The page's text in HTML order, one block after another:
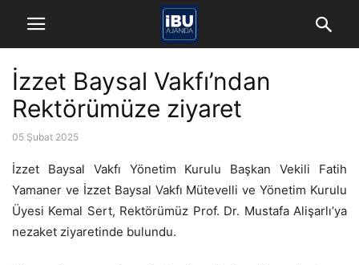
İzzet Baysal Vakfı’ndan
Rektörümüze ziyaret
05 Şubat 2025
İzzet Baysal Vakfı Yönetim Kurulu Başkan Vekili Fatih
Yamaner ve İzzet Baysal Vakfı Mütevelli ve Yönetim Kurulu
Üyesi Kemal Sert, Rektörümüz Prof. Dr. Mustafa Alişarlı’ya
nezaket ziyaretinde bulundu.